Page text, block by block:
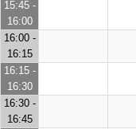
15:45 -
16:00
16:00 -
16:15
16:15 -
16:30
16:30 -
16:45